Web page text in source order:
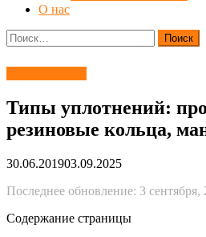
О нас
Найти:
Типы уплотнений:
резиновые кольца,
30.06.201903.09.2025
Последнее обновление: 3 сентября,
Содержание страницы